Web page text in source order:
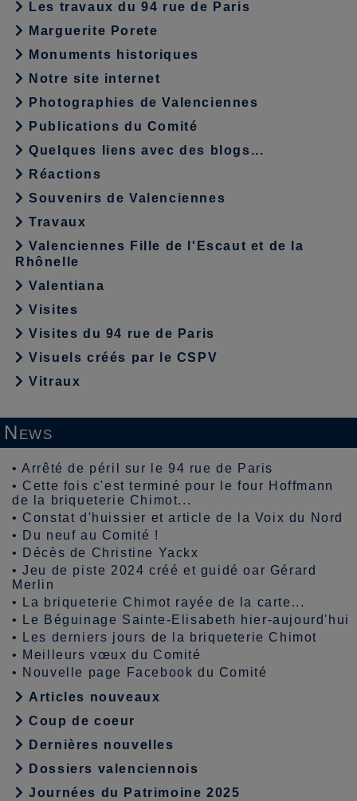
Les travaux du 94 rue de Paris
Marguerite Porete
Monuments historiques
Notre site internet
Photographies de Valenciennes
Publications du Comité
Quelques liens avec des blogs...
Réactions
Souvenirs de Valenciennes
Travaux
Valenciennes Fille de l'Escaut et de la
Rhônelle
Valentiana
Visites
Visites du 94 rue de Paris
Visuels créés par le CSPV
Vitraux
News
•Arrêté de péril sur le 94 rue de Paris
• Cette fois c'est terminé pour le four Hoffmann
de la briqueterie Chimot...
• Constat d'huissier et article de la Voix du Nord
•
Du neuf au Comité !
•
Décès de Christine Yackx
•Jeu de piste 2024 créé et guidé oar Gérard
Merlin
•
La briqueterie Chimot rayée de la carte...
•
Le Béguinage Sainte-Elisabeth hier-aujourd'hui
•
Les derniers jours de la briqueterie Chimot
• Meilleurs vœux du Comité
• Nouvelle page Facebook du Comité
Articles nouveaux
Coup de coeur
Dernières nouvelles
Dossiers valenciennois
Journées du Patrimoine 2025